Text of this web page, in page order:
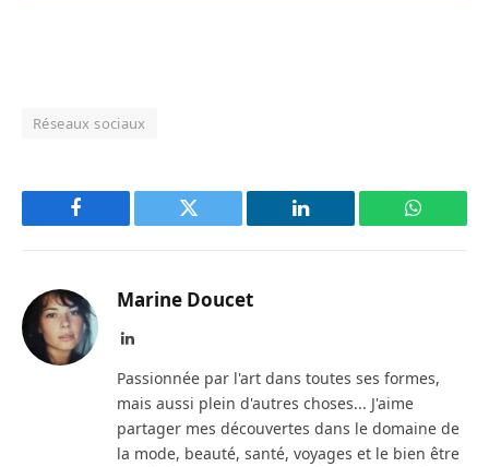
Réseaux sociaux
Facebook Twitter LinkedIn
Marine Doucet
LinkedIn
Passionnée par l'art dans toutes ses formes,
mais aussi plein d'autres choses... J'aime
partager mes découvertes dans le domaine de
la mode, beauté, santé, voyages et le bien être